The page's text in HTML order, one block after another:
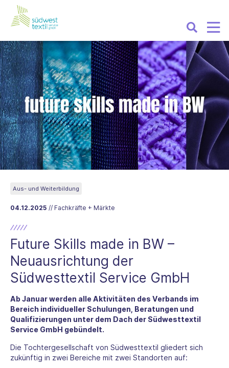
04.12.2025 // Fachkräfte + Märkte
Aus- und Weiterbildung
Future Skills made in BW –
Neuausrichtung der
Südwesttextil Service GmbH
Ab Januar werden alle Aktivitäten des Verbands im
Bereich individueller Schulungen, Beratungen und
Qualifizierungen unter dem Dach der Südwesttextil
Service GmbH gebündelt.
Die Tochtergesellschaft von Südwesttextil gliedert sich
zukünftig in zwei Bereiche mit zwei Standorten auf: